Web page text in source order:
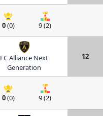
0(0) 9 (2)
FC Alliance Next
Generation
12
0(0) 9 (2)